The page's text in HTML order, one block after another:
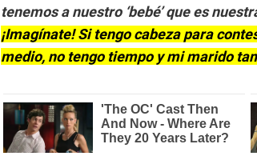
tenemos a nuestro ‘bebé’ que es
¡Imagínate! Si tengo cabeza para
medio, no tengo tiempo y mi marido